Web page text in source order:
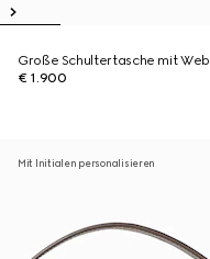
Große Schultertasche mit Web
€ 1.900
Mit Initialen personalisieren